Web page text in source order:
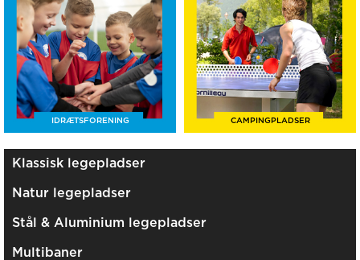
IDRÆTSFORENING CAMPINGPLADSER
Klassisk legepladser
Natur legepladser
Stål & Aluminium legepladser
Multibaner